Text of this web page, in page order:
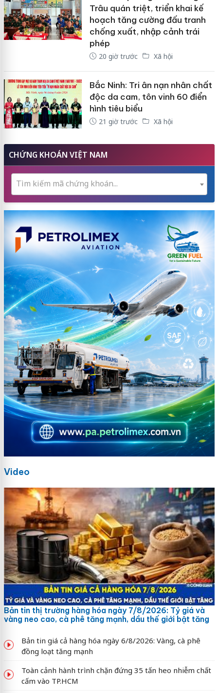
Trâu quán triệt, triển khai kế
hoạch tăng cường đấu tranh
chống xuất, nhập cảnh trái
phép
20 giờ trước Xã hội
Bắc Ninh: Tri ân nạn nhân chất
độc da cam, tôn vinh 60 điển
hình tiêu biểu
21 giờ trước Xã hội
CHỨNG KHOÁN VIỆT NAM
Tìm kiếm mã chứng khoán...
Video
Bản tin thị trường hàng hóa ngày 7/8/2026: Tỷ giá và
vàng neo cao, cà phê tăng mạnh, dầu thế giới bật tăng
Bản tin giá cả hàng hóa ngày 6/8/2026: Vàng, cà phê
đồng loạt tăng mạnh
Toàn cảnh hành trình chặn đứng 35 tấn heo nhiễm chất
cấm vào TP.HCM